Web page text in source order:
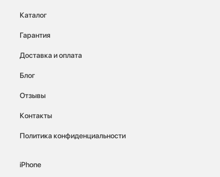
Каталог
Гарантия
Доставка и оплата
Блог
Отзывы
Контакты
Политика конфиденциальности
iPhone